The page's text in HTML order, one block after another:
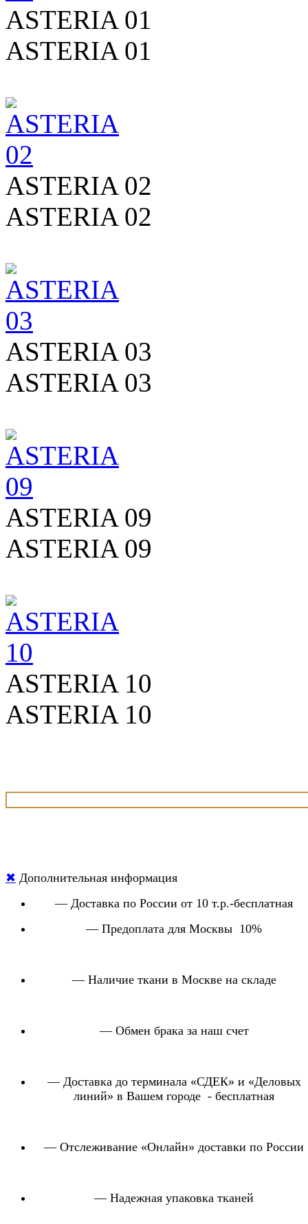
ASTERIA 01
ASTERIA 01
ASTERIA 02
ASTERIA 02
ASTERIA 03
ASTERIA 03
ASTERIA 09
ASTERIA 09
ASTERIA 10
ASTERIA 10
✖ Дополнительная информация
— Доставка по России от 10 т.р.-бесплатная
— Предоплата для Москвы 10%
— Наличие ткани в Москве на складе
— Обмен брака за наш счет
— Доставка до терминала «СДЕК» и «Деловых
линий» в Вашем городе - бесплатная
— Отслеживание «Онлайн» доставки по России
— Надежная упаковка тканей